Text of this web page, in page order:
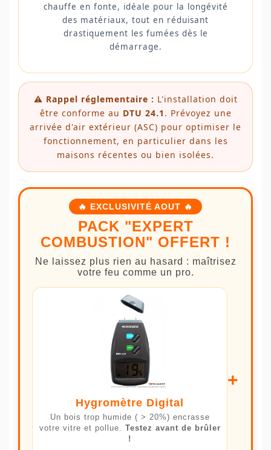
chauffe en fonte, idéale pour la longévité
des matériaux, tout en réduisant
drastiquement les fumées dès le
démarrage.
⚠️ Rappel réglementaire : L'installation doit
être conforme au DTU 24.1 . Prévoyez une
arrivée d'air extérieur (ASC) pour optimiser le
fonctionnement, en particulier dans les
maisons récentes ou bien isolées.
🔥 EXCLUSIVITÉ AOUT 🔥
PACK "EXPERT
COMBUSTION" OFFERT !
Ne laissez plus rien au hasard : maîtrisez
votre feu comme un pro.
Hygromètre Digital
Un bois trop humide ( > 20%) encrasse
votre vitre et pollue. Testez avant de brûler
!
+